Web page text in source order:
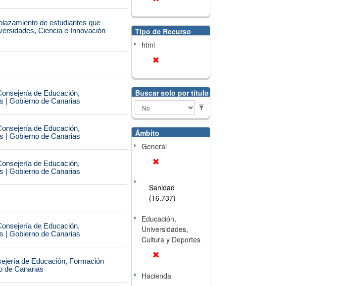
de estudiantes que
Ciencia e Innovación
de Educación,
| Gobierno de Canarias
de Educación,
| Gobierno de Canarias
de Educación,
| Gobierno de Canarias
de Educación,
| Gobierno de Canarias
de Educación, Formación
de Canarias
Tipo de Recurso
html
Buscar solo por título
Ámbito
General
Sanidad
(16.737)
Educación,
Universidades,
Cultura y Deportes
Hacienda